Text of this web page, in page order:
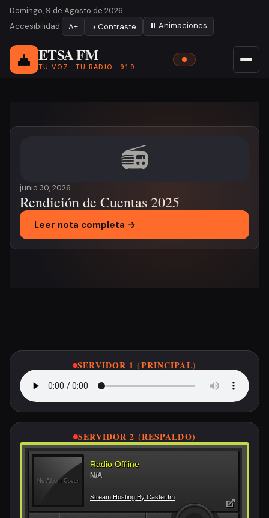
Domingo, 9 de Agosto de 2026
Accesibilidad:
A+ ◑ Contraste ⏸ Animaciones
ETSA FM
TU VOZ · TU RADIO · 91.9
Noticia destacada
📻
junio 30, 2026
Rendición de Cuentas 2025
Leer nota completa →
Escucha ETSA FM en Vivo
SERVIDOR 1 (PRINCIPAL)
SERVIDOR 2 (RESPALDO)